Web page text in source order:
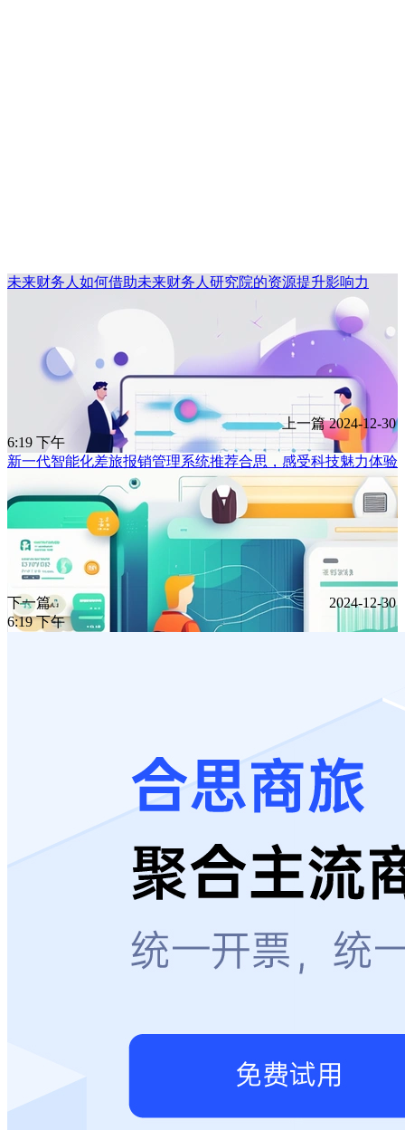
未来财务人如何借助未来财务人研究院的资源提升影响力
上一篇 2024-12-30
6:19 下午
新一代智能化差旅报销管理系统推荐合思，感受科技魅力体验
下一篇
2024-12-30
6:19 下午